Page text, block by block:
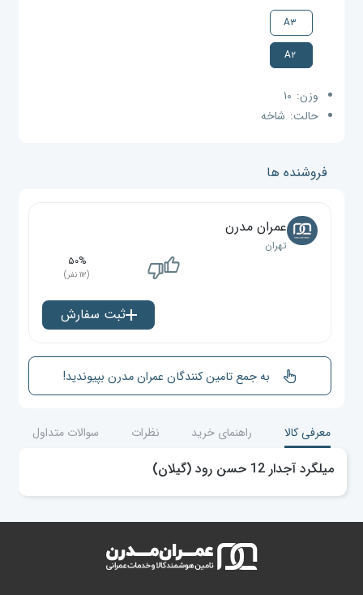
A۳
A۲
وزن: ۱۰
حالت: شاخه
فروشنده ها
عمران مدرن
تهران
۵۰%
(۱۱۲ نفر)
ثبت سفارش
به جمع تامین کنندگان عمران مدرن بپیوندید!
معرفی کالا راهنمای خرید نظرات سوالات متداول
میلگرد آجدار 12 حسن رود (گیلان)